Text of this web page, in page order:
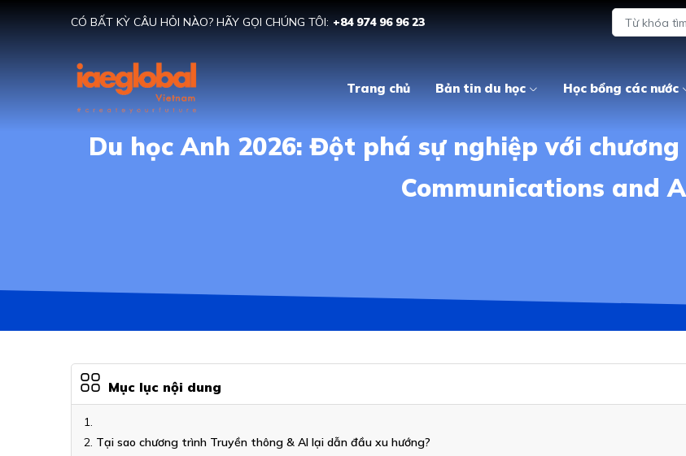
CÓ BẤT KỲ CÂU HỎI NÀO? HÃY GỌI CHÚNG TÔI: +84 974 96 96 23
Trang chủ Bản tin du học Học bổng các nước
Du học Anh 2026: Đột phá sự nghiệp với
Communications and
Mục lục nội dung
Tại sao chương trình Truyền thông & AI lại dẫn đầu xu hướng?